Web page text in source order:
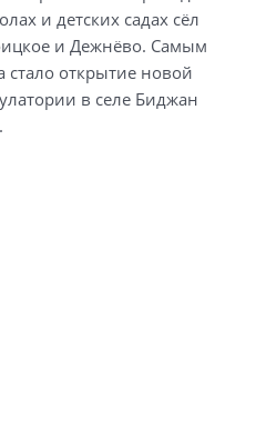
и детских садах сёл
и Дежнёво. Самым
открытие новой
в селе Биджан